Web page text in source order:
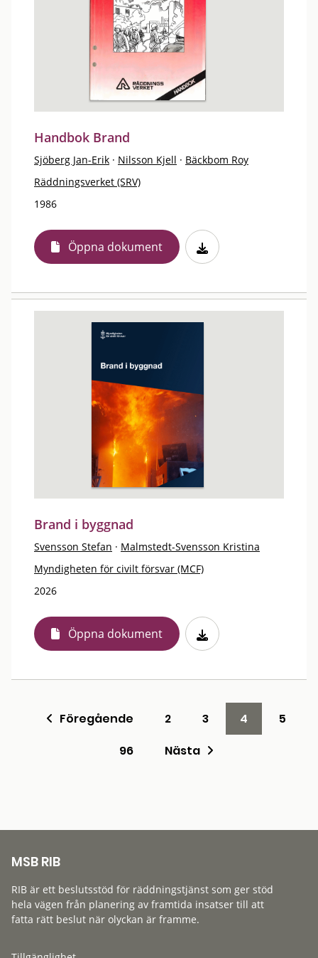
Handbok Brand
Sjöberg Jan-Erik · Nilsson Kjell · Bäckbom Roy
Räddningsverket (SRV)
1986
Öppna dokument
Brand i byggnad
Svensson Stefan · Malmstedt-Svensson Kristina
Myndigheten för civilt försvar (MCF)
2026
Öppna dokument
Föregående 2 3 4
5
96
Nästa
MSB RIB
RIB är ett beslutsstöd för räddningstjänst som ger stöd
hela vägen från planering av framtida insatser till att
fatta rätt beslut när olyckan är framme.